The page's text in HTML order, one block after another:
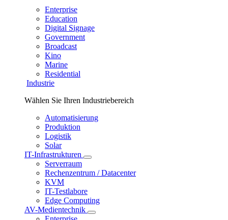
Enterprise
Education
Digital Signage
Government
Broadcast
Kino
Marine
Residential
Industrie
Wählen Sie Ihren Industriebereich
Automatisierung
Produktion
Logistik
Solar
IT-Infrastrukturen
Serverraum
Rechenzentrum / Datacenter
KVM
IT-Testlabore
Edge Computing
AV-Medientechnik